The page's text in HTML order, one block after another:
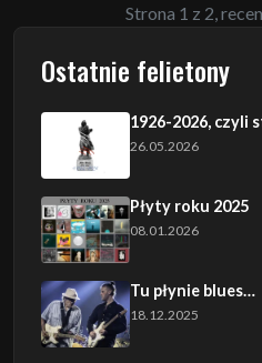
Strona 1 z 2,
Ostatnie felietony
1926-2026, czyli
26.05.2026
Płyty roku 2025
08.01.2026
Tu płynie blues…
18.12.2025